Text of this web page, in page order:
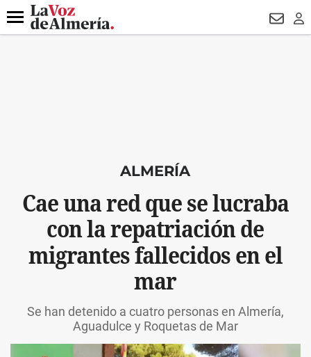
DESTACADO
Menú
ALMERÍA
Cae una red que se lucraba
con la repatriación de
migrantes fallecidos en el
mar
Se han detenido a cuatro personas en Almería,
Aguadulce y Roquetas de Mar